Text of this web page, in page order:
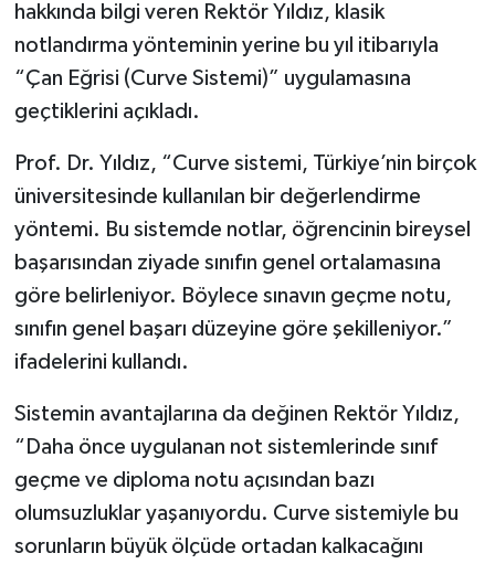
hakkında bilgi veren Rektör Yıldız, klasik
notlandırma yönteminin yerine bu yıl itibarıyla
“Çan Eğrisi (Curve Sistemi)” uygulamasına
geçtiklerini açıkladı.
Prof. Dr. Yıldız, “Curve sistemi, Türkiye’nin birçok
üniversitesinde kullanılan bir değerlendirme
yöntemi. Bu sistemde notlar, öğrencinin bireysel
başarısından ziyade sınıfın genel ortalamasına
göre belirleniyor. Böylece sınavın geçme notu,
sınıfın genel başarı düzeyine göre şekilleniyor.”
ifadelerini kullandı.
Sistemin avantajlarına da değinen Rektör Yıldız,
“Daha önce uygulanan not sistemlerinde sınıf
geçme ve diploma notu açısından bazı
olumsuzluklar yaşanıyordu. Curve sistemiyle bu
sorunların büyük ölçüde ortadan kalkacağını